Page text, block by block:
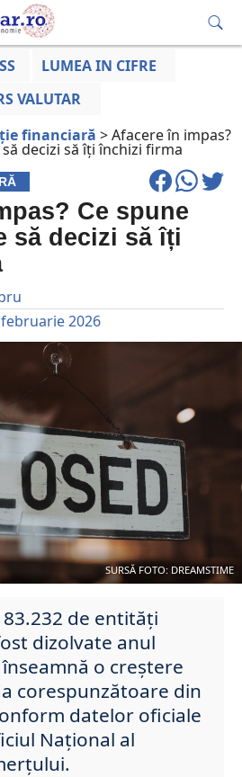
LUMEA IN CIFRE
VALUTAR
financiară >Afacere în impas?
decizi să îți închizi firma
Ce spune
să decizi să îți
2026
SURSĂ FOTO: DREAMSTIME
de entități
dizolvate anul
o creștere
corespunzătoare din
datelor oficiale
Național al
.